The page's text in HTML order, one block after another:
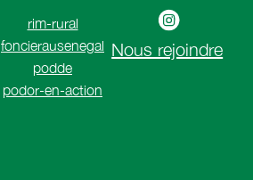
rim-rural
foncierausenegal
podde
podor-en-action
Nous rejoindre